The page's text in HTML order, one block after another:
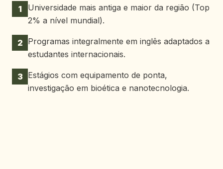
1
Universidade mais antiga e maior da região (Top
2% a nível mundial).
2 Programas integralmente em inglês adaptados a
estudantes internacionais.
3 Estágios com equipamento de ponta,
investigação em bioética e nanotecnologia.